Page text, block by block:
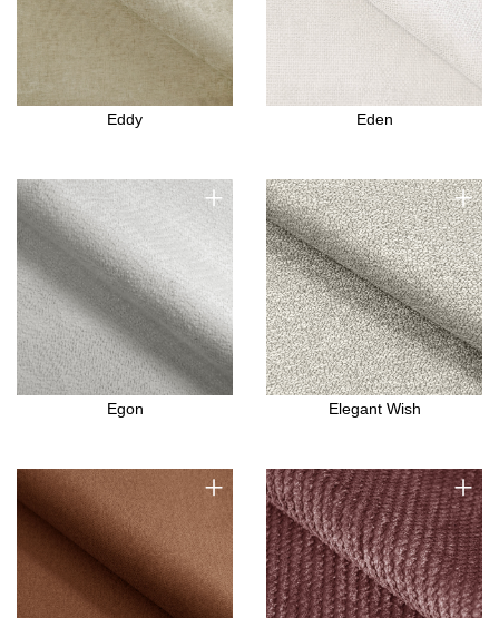
Eddy Eden
+
Egon
+
Elegant Wish
+ +